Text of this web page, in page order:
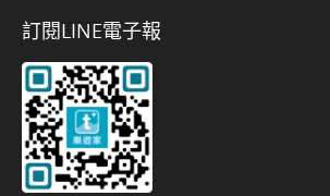
訂閱LINE電子報